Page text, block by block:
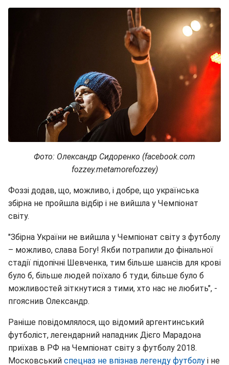
Фото: Олександр Сидоренко (facebook.com
fozzey.metamorefozzey)
Фоззі додав, що, можливо, і добре, що українська
збірна не пройшла відбір і не вийшла у Чемпіонат
світу.
"Збірна України не вийшла у Чемпіонат світу з футболу
– можливо, слава Богу! Якби потрапили до фінальної
стадії підопічні Шевченка, тим більше шансів для крові
було б, більше людей поїхало б туди, більше було б
можливостей зіткнутися з тими, хто нас не любить", -
пгояснив Олександр.
Раніше повідомлялося, що відомий аргентинський
футболіст, легендарний нападник Дієго Марадона
приїхав в РФ на Чемпіонат світу з футболу 2018.
Московський спецназ не впізнав легенду футболу і не